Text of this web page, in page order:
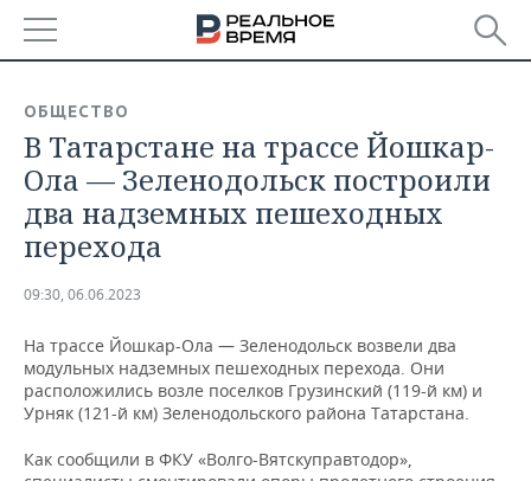
БАШКОРТОСТАН
ТАТАРСТАН
УДМУРТИЯ
НОВОСТИ
АНАЛИТИКА
НОВОСТИ АНАЛИТИКИ
ДЕКЛАРАЦИИ О ДОХОДАХ
КОРОЛИ ГОСЗАКАЗА ПФО
ВУЗЫ ТАТАРСТАНА
КОМУ ПРИНАДЛЕЖАТ
ЭКОНОМИКА
НОВОСТИ ЭКОНОМИКИ
ФИНАНСЫ
БАНКИ
БЮДЖЕТ
ПРОМЫШЛЕННОСТЬ
НОВОСТИ
ПРОМЫШЛЕННОСТИ
АГРОПРОМ
НЕДВИЖИМОСТЬ
НОВОСТИ НЕДВИЖИМОСТИ
АВТО
НОВОСТИ АВТО
БИЗНЕС
ОБЩЕСТВО
В Татарстане на трассе Йошкар-
Ола — Зеленодольск построили
два надземных пешеходных
перехода
09:30, 06.06.2023
На трассе Йошкар-Ола — Зеленодольск возвели два
модульных надземных пешеходных перехода. Они
расположились возле поселков Грузинский (119-й км) и
Урняк (121-й км) Зеленодольского района Татарстана.
Как сообщили в ФКУ «Волго-Вятскуправтодор»,